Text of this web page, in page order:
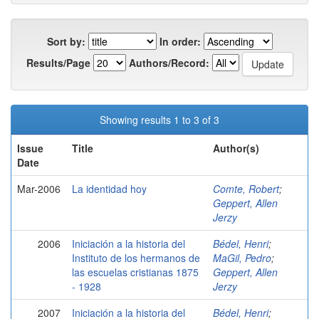
Sort by:
In order:
Results/Page
Authors/Record:
Showing results 1 to 3 of 3
Issue
Date
Title Author(s)
Mar-2006 La identidad hoy Comte, Robert;
Geppert, Allen
Jerzy
2006
Iniciación a la historia del
Instituto de los hermanos de
las escuelas cristianas 1875
- 1928
Bédel, Henri;
MaGil, Pedro;
Geppert, Allen
Jerzy
2007
Iniciación a la historia del Bédel, Henri;